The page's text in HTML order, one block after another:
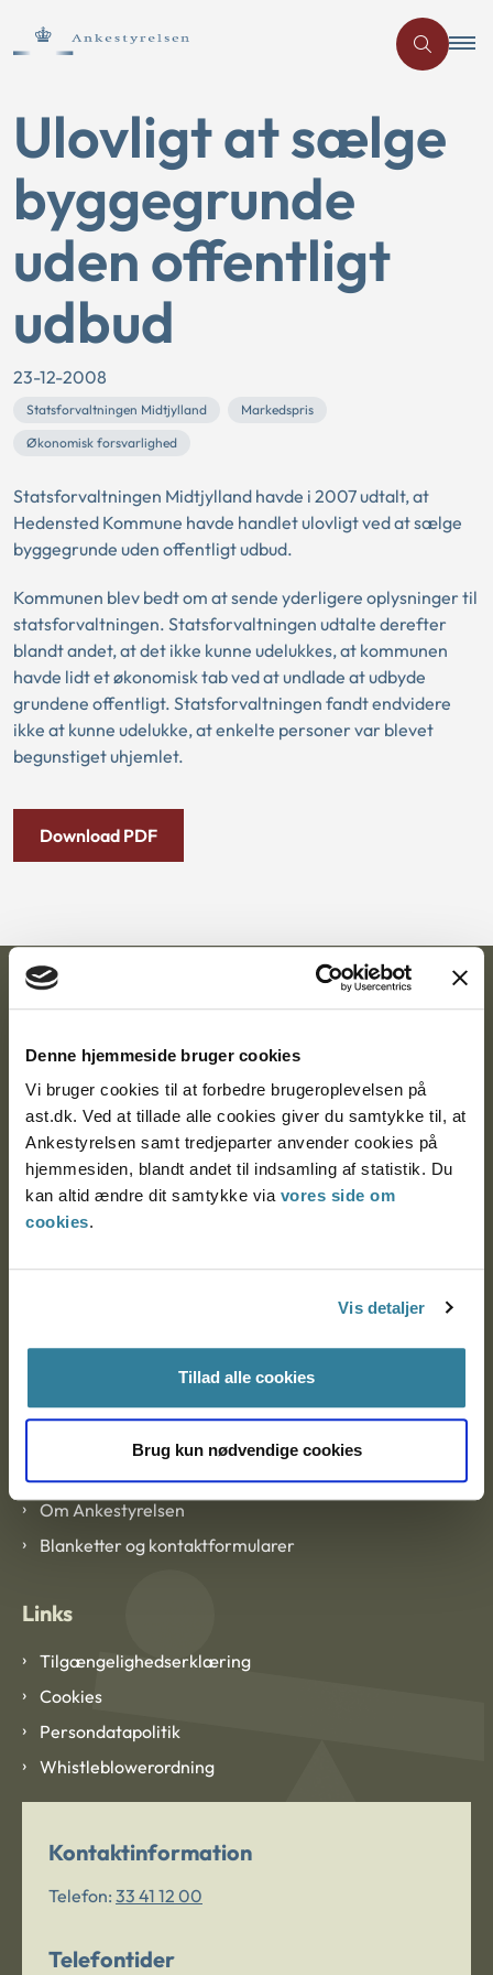
Denne hjemmeside bruger cookies
Vi bruger cookies til at forbedre brugeroplevelsen på
ast.dk. Ved at tillade alle cookies giver du samtykke til, at
Ankestyrelsen samt tredjeparter anvender cookies på
hjemmesiden, blandt andet til indsamling af statistik. Du
kan altid ændre dit samtykke via vores side om
cookies.
Vis detaljer
Tillad alle cookies
Brug kun nødvendige cookies
Ulovligt at sælge
byggegrunde
uden offentligt
udbud
23-12-2008
Statsforvaltningen Midtjylland
Markedspris
Økonomisk forsvarlighed
Statsforvaltningen Midtjylland havde i 2007 udtalt, at
Hedensted Kommune havde handlet ulovligt ved at sælge
byggegrunde uden offentligt udbud.
Kommunen blev bedt om at sende yderligere oplysninger til
statsforvaltningen. Statsforvaltningen udtalte derefter
blandt andet, at det ikke kunne udelukkes, at kommunen
havde lidt et økonomisk tab ved at undlade at udbyde
grundene offentligt. Statsforvaltningen fandt endvidere
ikke at kunne udelukke, at enkelte personer var blevet
begunstiget uhjemlet.
Download PDF
Ankestyrelsen
Nytorv 7, 2. sal
9000 Aalborg
Ankestyrelsen Aalborg
Ankestyrelsen København
EAN: 57 98 000 35 48 21
Om Ankestyrelsen
Om Ankestyrelsen
Blanketter og kontaktformularer
Links
Tilgængelighedserklæring
Cookies
Persondatapolitik
Whistleblowerordning
Kontaktinformation
Telefon: 33 41 12 00
Telefontider